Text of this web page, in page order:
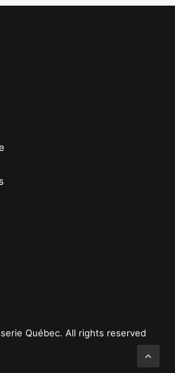
Québec. All rights reserved